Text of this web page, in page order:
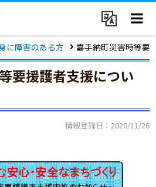
に障害のある方 嘉手納町災害時等要
要援護者支援につい
情報登録日：2020/11/26